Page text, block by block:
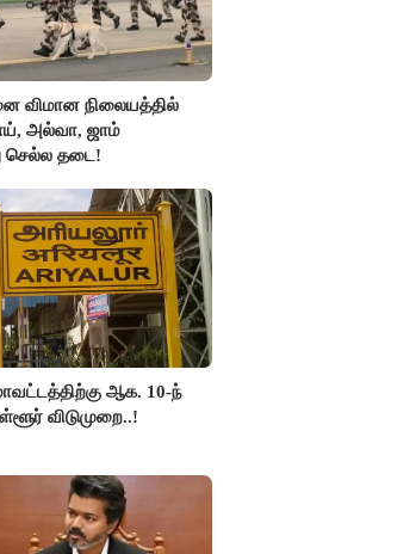
விமான நிலையத்தில்
அல்வா, ஜாம்
செல்ல தடை!
ஆக. 10-ந்
விடுமுறை..!